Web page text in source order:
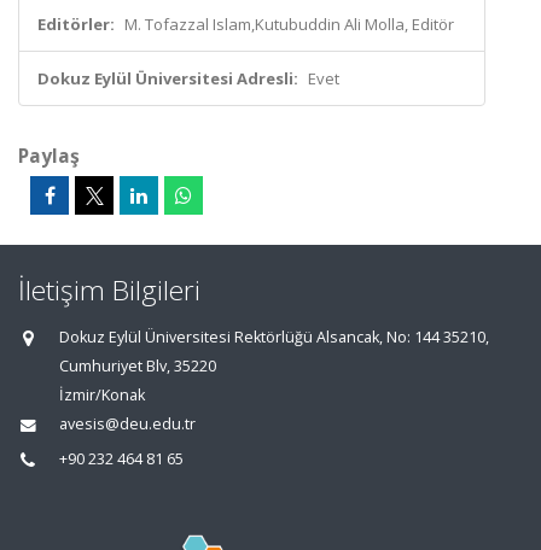
Editörler: M. Tofazzal Islam,Kutubuddin Ali Molla, Editör
Dokuz Eylül Üniversitesi Adresli: Evet
Paylaş
İletişim Bilgileri
Dokuz Eylül Üniversitesi Rektörlüğü Alsancak, No: 144 35210,
Cumhuriyet Blv, 35220
İzmir/Konak
avesis@deu.edu.tr
+90 232 464 81 65